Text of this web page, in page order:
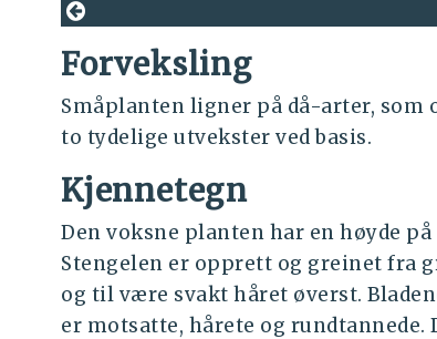
Forveksling
Småplanten ligner på då-arter, som
to tydelige utvekster ved basis.
Kjennetegn
Den voksne planten har en høyde
Stengelen er opprett og greinet fra
og til være svakt håret øverst.
er motsatte, hårete og